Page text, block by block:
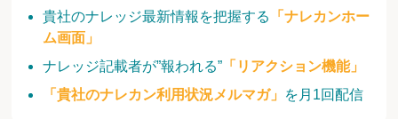
貴社のナレッジ最新情報を把握する
「ナレカンホー
ム画面」
ナレッジ記載者が”報われる” 「リアクション機能」
「貴社のナレカン利用状況メルマガ」 を月1回配信